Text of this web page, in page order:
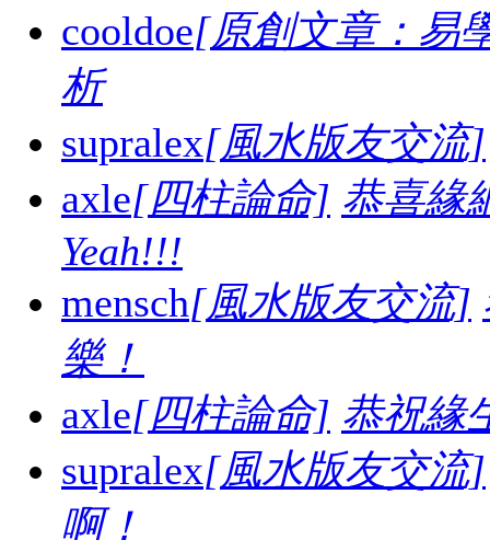
cooldoe[原創文章：易
析
supralex[風水版友交流]
axle[四柱論命] 恭喜緣
Yeah!!!
mensch[風水版友交流]
樂！
axle[四柱論命] 恭祝緣
supralex[風水版友交流]
啊！